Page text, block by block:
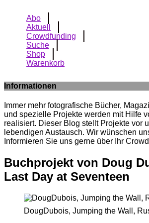
Abo
Aktuell
Crowdfunding
Suche
Shop
Warenkorb
Informationen
Immer mehr fotografische Bücher,
und spezielle Projekte werden mit Hilfe
realisiert. Dieser Blog stellt Projekte vor
lebendigen Austausch. Wir wünschen
Informieren Sie uns gerne über Ihr
Buchprojekt von Doug
Last Day at Seventeen
DougDubois, Jumping the Wall,